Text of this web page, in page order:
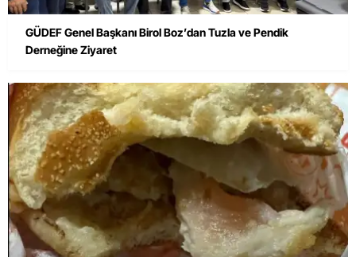
GÜDEF Genel Başkanı Birol Boz’dan Tuzla ve Pendik
Derneğine Ziyaret